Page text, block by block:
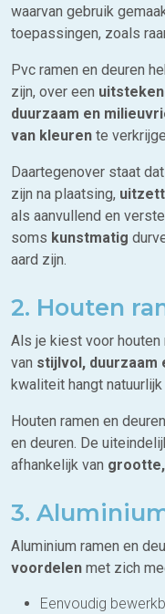
waarvan gebruik
toepassingen, zoals
Pvc ramen en deuren
zijn, over een
duurzaam en
van kleuren te
Daartegenover staat
zijn na plaatsing,
als aanvullend en
soms kunstmatig
aard zijn.
2. Houten
Als je kiest voor houten
van stijlvol, duurzaam
kwaliteit hangt
Houten ramen en
en deuren. De
afhankelijk van
3.
Aluminium ramen en
voordelen met zich
Eenvoudig